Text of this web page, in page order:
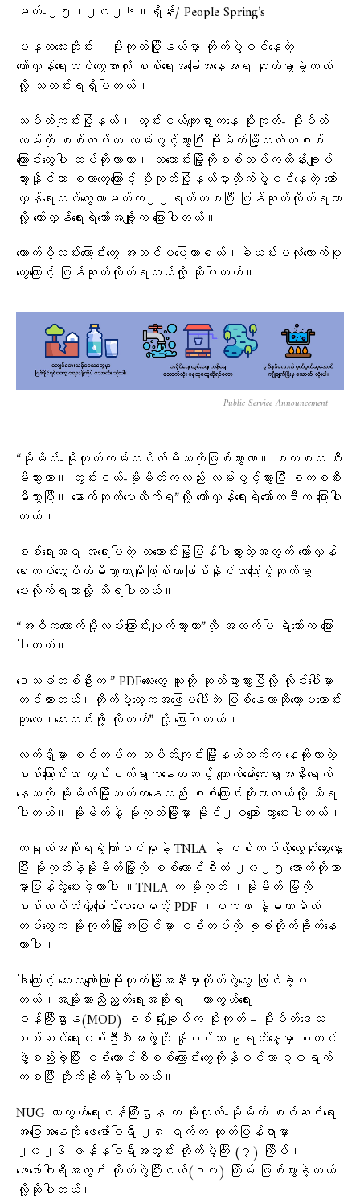
မတ်-၂၅၊၂၀၂၆။ရှိန်း/ People Spring’s
မန္တလေးတိုင်း၊ မိုးကုတ်မြို့နယ်မှာ တိုက်ပွဲဝင်နေတဲ့
တော်လှန်ရေးတပ်တွေအားလုံး စစ်ရေးအခြေအနေအရ ဆုတ်ခွာခဲ့တယ်
လို့ သတင်းရရှိပါတယ်။
သပိတ်ကျင်းမြို့နယ်၊ တွင်းငယ်ကျေးရွာကနေ မိုးကုတ်- မိုးမိတ်
လမ်းကို စစ်တပ်က လမ်းပွင့်သွားပြီး မိုးမိတ်မြို့ဘက်ကစစ်
ကြောင်းတွေပါ ထပ်တိုးလာတာ၊ တ​ကောင်းမြို့ကိုစစ်တပ်ကထိန်းချုပ်
သွားနိုင်တာ​ စတာ​တွေကြောင့် မိုးကုတ်မြို့နယ်မှာတိုက်ပွဲဝင်​နေတဲ့ ​တော်
လှန်​ရေးတပ်​တွေဟာမတ်လ၂၂ရက်ကစပြီး ပြန်ဆုတ်လိုက်ရတာ
လို့ တော်လှန်ရေးရဲဘော်အချို့က ပြောပါတယ်။
ထောက်ပို့လမ်းကြောင်းတွေ အဆင်မပြေတာရယ်၊ခဲယမ်းမလုံလောက်မှု
တွေကြောင့် ပြန်ဆုတ်လိုက်ရတယ်လို့ ဆိုပါတယ်။
Public Service Announcement
“မိုးမိတ်-မိုးကုတ်လမ်းကပိတ်မိသလိုဖြစ်သွားတာ။ စကစက စီး
မိသွားတာ။ တွင်းငယ်-မိုးမိတ်ကလည်း လမ်းပွင့်သွားပြီ စကစစီး
မိသွားပြီ။ နောက်ဆုတ်ပေးလိုက်ရ”လို့ တော်လှန်ရေးရဲဘော်တဦးက ပြောပါ
တယ်။
စစ်ရေးအရ အရေးပါတဲ့ တကောင်းမြို့ပြန်ပါသွားတဲ့အတွက်​ တော်လှန်​
ရေးတပ်​တွေပိတ်မိသွားတာမျိုးဖြစ်တာဖြစ်နိုင်တာ​ကြောင့်ဆုတ်ခွာ
ပေးလိုက်ရတာလို့ သိရပါတယ်။
“အဓိကထောက်ပို့လမ်းကြောင်းပျက်သွားတာ”လို့ အထက်ပါ ရဲဘော်က ပြော
ပါတယ်။
ဒေသခံတစ်ဦးက ” PDFလေးတွေ သူတို့ ဆုတ်ခွာသွားပြီလို့ လိုင်းပေါ်မှာ
တင်ထားတယ်။တိုက်ပွဲတွေကအဖြေမပေါ်ဘဲ ဖြစ်နေတာဆိုတော့မကောင်း
ဘူးလေ။ဘေးကင်းဖို့ လိုတယ်” လို့ ပြောပါတယ်။
လက်ရှိမှာ စစ်တပ်က သပိတ်ကျင်းမြို့နယ်ဘက်က နေထိုးလာတဲ့
စစ်ကြောင်းဟာ တွင်းငယ်ရွာကနေတဆင့် ကျောက်မော်ကျေးရွာအနီးရောက်
နေသလို မိုးမိတ်မြို့ဘက်ကနေလည်း စစ်ကြောင်းထိုးလာတယ်လို့ သိရ
ပါတယ်။ မိုးမိတ်နဲ့ မိုးကုတ်မြို့မှာ မိုင်၂ဝကျော် ကွာဝေးပါတယ်။
တရုတ်အစိုးရရဲ့ကြားဝင်မှုနဲ့ TNLA နဲ့ စစ်တပ်တို့တွေ့ဆုံ​ဆွေး​နွေး
ပြီး မိုးကုတ်နဲ့မိုးမိတ်မြို့ကို စစ်ကောင်စီထံ ၂၀၂၅ အောက်တိုဘာ
မှာပြန်လွှဲပေးခဲ့တာပါ ။TNLA က မိုးကုတ် ၊မိုးမိတ် မြို့ကို
စစ်တပ်ထံလွှဲ​ပြောင်း​ပေး​ပေမယ့် PDF ၊ပကဖ နဲ့မဟာမိတ်
တပ်​တွေက မိုးကုတ်မြို့အပြင်မှာ စစ်တပ်ကို ခုခံတိုက်ခိုက်​​နေ
တာပါ။
ဒါ​ကြောင့် ​လေးလ​ကျော်ကြာမိုးကုတ်မြို့အနီးမှာတိုက်ပွဲတွေ ဖြစ်ခဲ့ပါ
တယ်။အမျိုးသားညီညွတ်ရေးအစိုးရ၊ ကာကွယ်ရေး
ဝန်ကြီးဌာန(MOD) စစ်ရုံးချုပ်က မိုးကုတ် – မိုးမိတ်ဒေသ
စစ်ဆင်ရေးစစ်ဦးစီးအဖွဲ့ကို နိုဝင်ဘာ ၉ရက်နေ့မှာ စတင်
ဖွဲ့စည်းခဲ့ပြီး စစ်ကောင်စီစစ်ကြောင်းတွေကိုနိုဝင်ဘာ ၃၀ရက်
ကစပြီး တိုက်ခိုက်ခဲ့ပါတယ်။
NUG ကာကွယ်​ရေးဝန်ကြီးဌာန က မိုးကုတ်-မိုးမိတ် စစ်ဆင်ရေး
အခြေအနေကို ဖေဖော်ဝါရီ ၂၈ ရက်က ထုတ်ပြန်ရာမှာ
၂၀၂၆ ဇန်နဝါရီအတွင်း တိုက်ပွဲကြီး (၇) ကြိမ်၊
ဖေဖော်ဝါရီအတွင်း တိုက်ပွဲကြီးငယ်(၁၀) ကြိမ် ဖြစ်ပွားခဲ့တယ်
လို့ဆိုပါတယ်။